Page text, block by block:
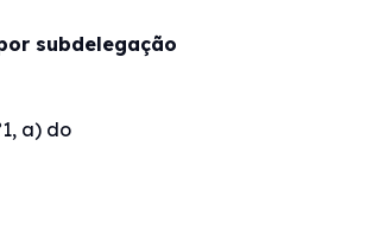
subdelegação
a) do